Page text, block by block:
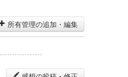
所有管理の追加・編集